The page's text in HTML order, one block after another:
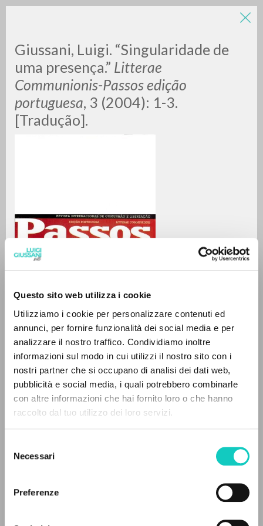
Questo sito web utilizza i cookie
Utilizziamo i cookie per personalizzare contenuti ed
annunci, per fornire funzionalità dei social media e per
analizzare il nostro traffico. Condividiamo inoltre
informazioni sul modo in cui utilizzi il nostro sito con i
nostri partner che si occupano di analisi dei dati web,
pubblicità e social media, i quali potrebbero combinarle
con altre informazioni che hai fornito loro o che hanno
raccolto dal tuo utilizzo dei loro servizi.
delNecessari
Preferenze
Giussani, Luigi. “Singularidade de
uma presença.” Litterae
Communionis-Passos edição
portuguesa, 3 (2004): 1-3.
[Tradução].
Portoghese
Litterae Communionis-Passos ediçao portuguesa
2004
04/08/2024
LUIGI
GIUSSANI
0DOCUMENTI TROVATI
RISULTATI SUCCESSIVI